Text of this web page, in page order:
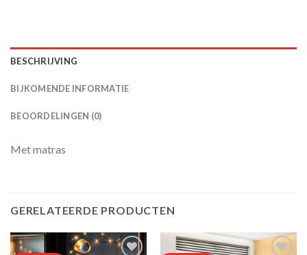
BESCHRIJVING
BIJKOMENDE INFORMATIE
BEOORDELINGEN (0)
Met matras
GERELATEERDE PRODUCTEN